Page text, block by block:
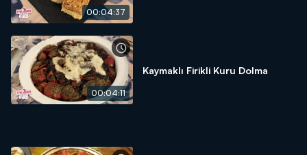
Tuz
200 gr Kaşar Peyniri
00:04:37
00:04:11
Kaymaklı Firikli Kuru Dolma